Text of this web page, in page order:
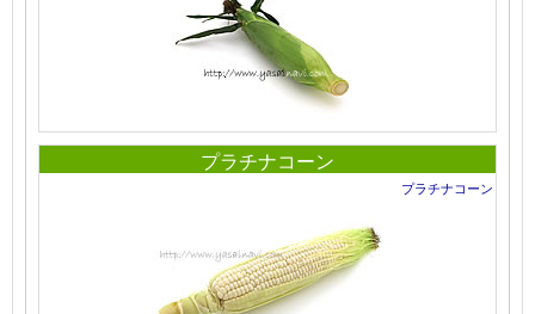
プラチナコーン
プラチナコーン